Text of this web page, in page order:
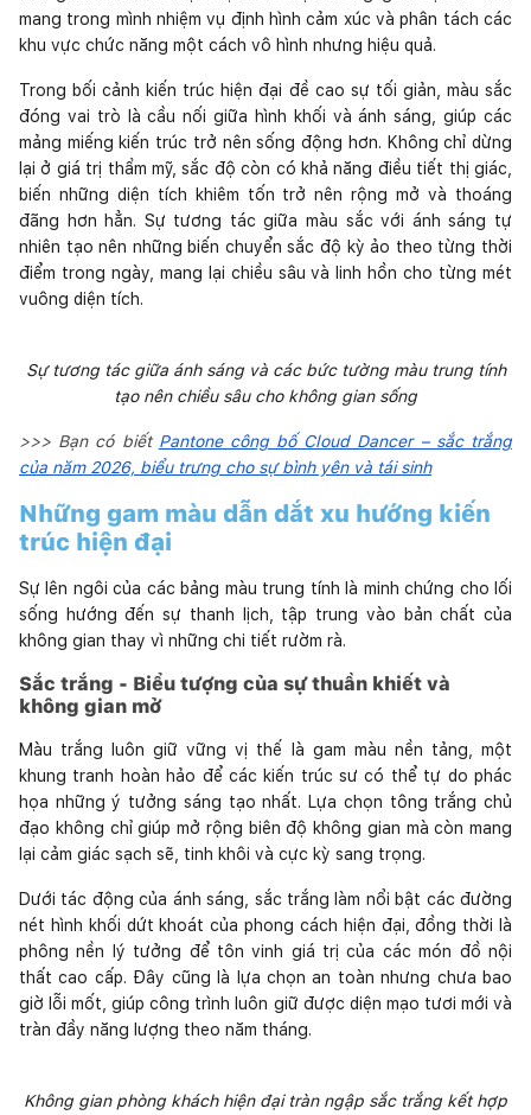
mang trong mình nhiệm vụ định hình cảm xúc và phân tách các
khu vực chức năng một cách vô hình nhưng hiệu quả.
Trong bối cảnh kiến trúc hiện đại đề cao sự tối giản, màu sắc
đóng vai trò là cầu nối giữa hình khối và ánh sáng, giúp các
mảng miếng kiến trúc trở nên sống động hơn. Không chỉ dừng
lại ở giá trị thẩm mỹ, sắc độ còn có khả năng điều tiết thị giác,
biến những diện tích khiêm tốn trở nên rộng mở và thoáng
đãng hơn hẳn. Sự tương tác giữa màu sắc với ánh sáng tự
nhiên tạo nên những biến chuyển sắc độ kỳ ảo theo từng thời
điểm trong ngày, mang lại chiều sâu và linh hồn cho từng mét
vuông diện tích.
Sự tương tác giữa ánh sáng và các bức tường màu trung tính
tạo nên chiều sâu cho không gian sống
>>> Bạn có biết Pantone công bố Cloud Dancer – sắc trắng
của năm 2026, biểu trưng cho sự bình yên và tái sinh
Những gam màu dẫn dắt xu hướng kiến
trúc hiện đại
Sự lên ngôi của các bảng màu trung tính là minh chứng cho lối
sống hướng đến sự thanh lịch, tập trung vào bản chất của
không gian thay vì những chi tiết rườm rà.
Sắc trắng - Biểu tượng của sự thuần khiết và
không gian mở
Màu trắng luôn giữ vững vị thế là gam màu nền tảng, một
khung tranh hoàn hảo để các kiến trúc sư có thể tự do phác
họa những ý tưởng sáng tạo nhất. Lựa chọn tông trắng chủ
đạo không chỉ giúp mở rộng biên độ không gian mà còn mang
lại cảm giác sạch sẽ, tinh khôi và cực kỳ sang trọng.
Dưới tác động của ánh sáng, sắc trắng làm nổi bật các đường
nét hình khối dứt khoát của phong cách hiện đại, đồng thời là
phông nền lý tưởng để tôn vinh giá trị của các món đồ nội
thất cao cấp. Đây cũng là lựa chọn an toàn nhưng chưa bao
giờ lỗi mốt, giúp công trình luôn giữ được diện mạo tươi mới và
tràn đầy năng lượng theo năm tháng.
Không gian phòng khách hiện đại tràn ngập sắc trắng kết hợp